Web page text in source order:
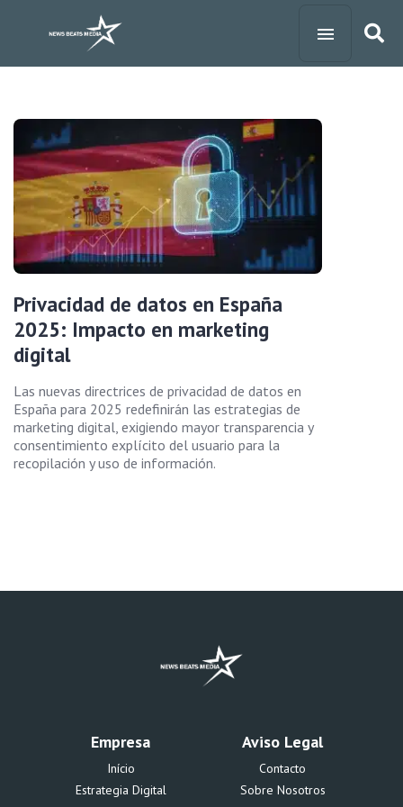
Privacidad de datos en España
2025: Impacto en marketing
digital
Las nuevas directrices de privacidad de datos en
España para 2025 redefinirán las estrategias de
marketing digital, exigiendo mayor transparencia y
consentimiento explícito del usuario para la
recopilación y uso de información.
Empresa
Início
Estrategia Digital
Aviso Legal
Contacto
Sobre Nosotros